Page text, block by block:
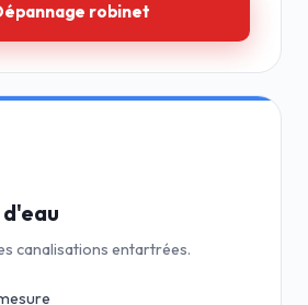
robinet
canalisations entartrées.